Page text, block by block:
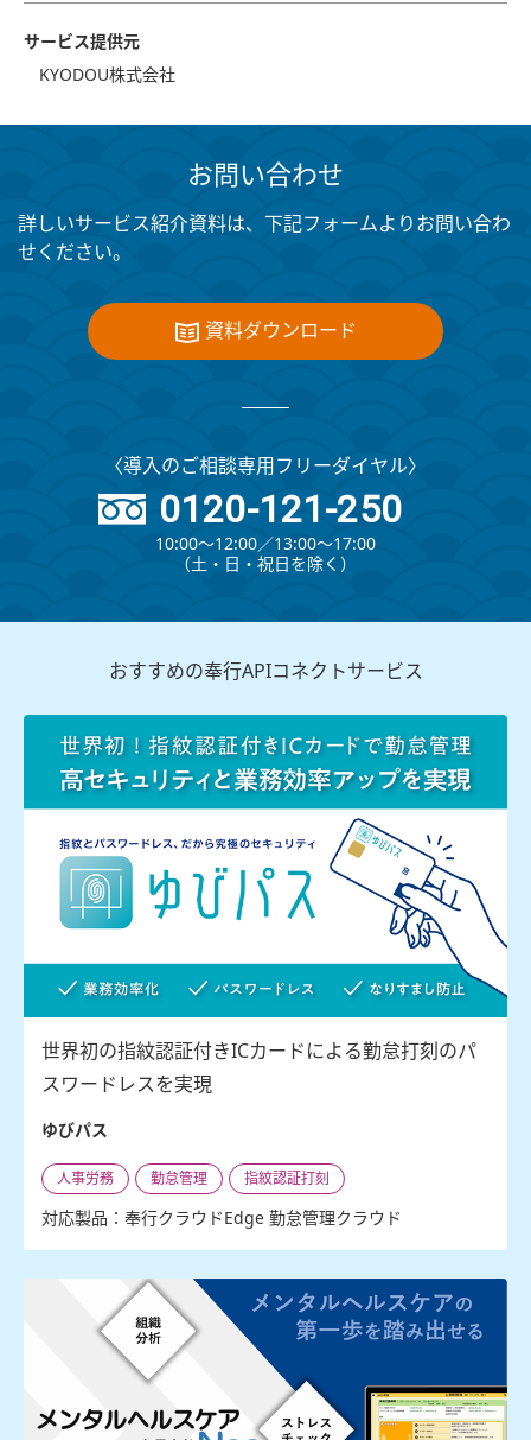
サービス提供元
KYODOU株式会社
お問い合わせ
詳しいサービス紹介資料は、下記フォームよりお問い合わ
せください。
資料ダウンロード
〈導入のご相談専用フリーダイヤル〉
0120-121-250
10:00～12:00∕13:00～17:00
（⼟・⽇・祝⽇を除く）
おすすめの奉行APIコネクトサービス
世界初の指紋認証付きICカードによる勤怠打刻のパ
スワードレスを実現
ゆびパス
人事労務 勤怠管理 指紋認証打刻
対応製品：奉行クラウドEdge 勤怠管理クラウド